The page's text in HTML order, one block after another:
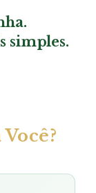
simples.